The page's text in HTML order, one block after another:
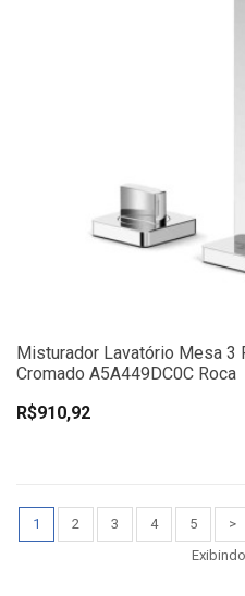
Misturador Lavatório Mesa 3
Cromado A5A449DC0C Roca
R$910,92
1 2 3 4 5 >